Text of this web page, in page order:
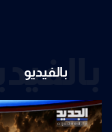
بالفيديو